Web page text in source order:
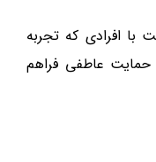
افرادی که تجربه
حمایت عاطفی فراهم